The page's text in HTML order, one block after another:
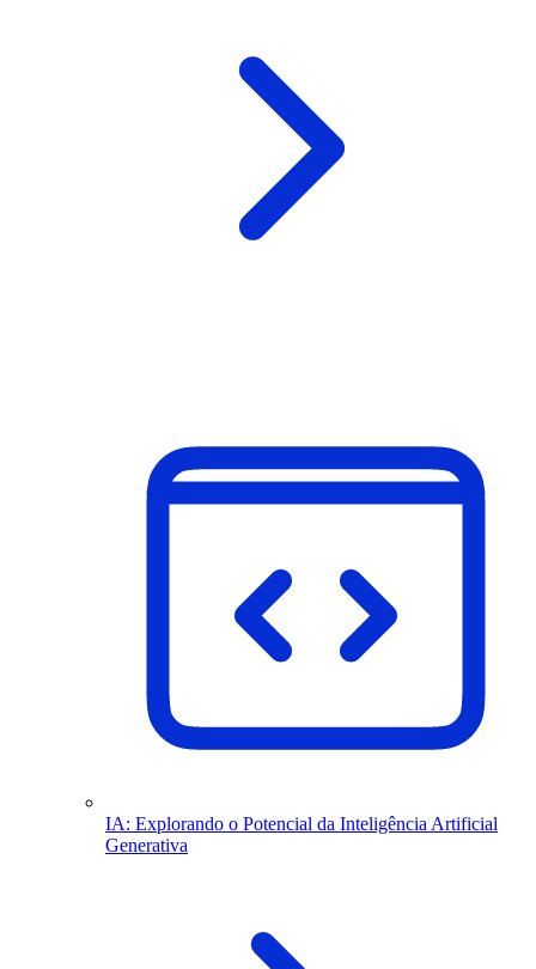
IA: Explorando o Potencial da Inteligência Artificial
Generativa